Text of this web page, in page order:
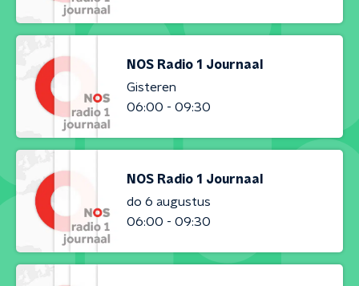
NOS Radio 1 Journaal
Gisteren
06:00 - 09:30
NOS Radio 1 Journaal
do 6 augustus
06:00 - 09:30